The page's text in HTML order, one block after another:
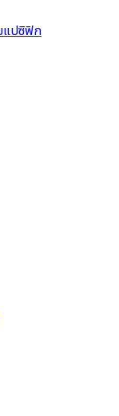
แปซิฟิก